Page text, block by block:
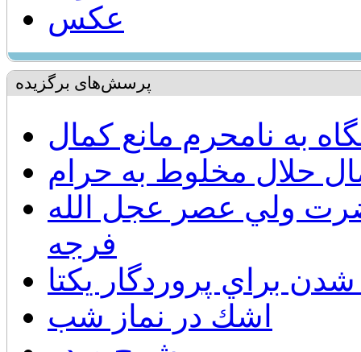
عکس
پرسش‌های برگزیده
به نامحرم مانع کمال
حلال مخلوط به حرام
ولي عصر عجل الله
فرجه
براي پروردگار يكتا
اشك در نماز شب